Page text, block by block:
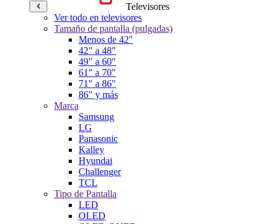
Televisores
Ver todo en televisores
Tamaño de pantalla (pulgadas)
Menos de 42"
42" a 48"
49" a 60"
61" a 70"
71" a 86"
86" y más
Marca
Samsung
LG
Panasonic
Kalley
Hyundai
Challenger
TCL
Tipo de Pantalla
LED
OLED